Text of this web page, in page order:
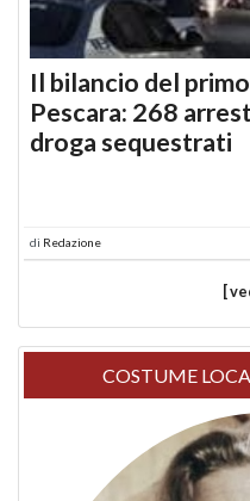
Il bilancio del
Pescara: 268
droga sequestrati
di Redazione
[
COSTUME